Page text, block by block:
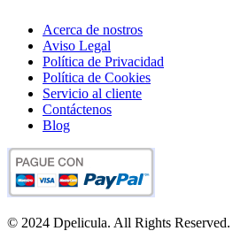
Acerca de nostros
Aviso Legal
Política de Privacidad
Política de Cookies
Servicio al cliente
Contáctenos
Blog
© 2024 Dpelicula. All Rights Reserved.